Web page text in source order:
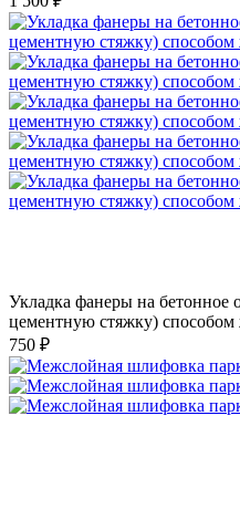
Укладка фанеры на бетонное
цементную стяжку) способом
750 ₽